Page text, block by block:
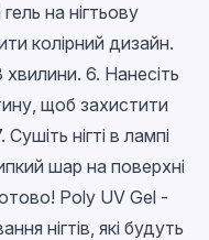
на нігтьову
колірний дизайн.
хвилини. 6. Нанесіть
щоб захистити
нігті в лампі
шар на поверхні
Poly UV Gel -
нігтів, які будуть